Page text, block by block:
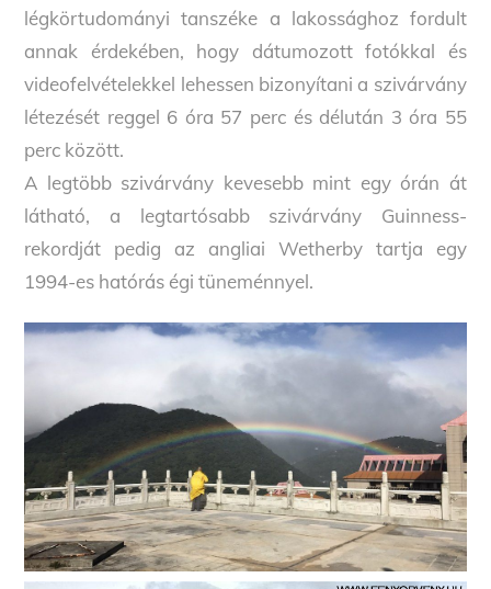
légkörtudományi tanszéke a lakossághoz fordult
annak érdekében, hogy dátumozott fotókkal és
videofelvételekkel lehessen bizonyítani a szivárvány
létezését reggel 6 óra 57 perc és délután 3 óra 55
perc között.
A legtöbb szivárvány kevesebb mint egy órán át
látható, a legtartósabb szivárvány Guinness-
rekordját pedig az angliai Wetherby tartja egy
1994-es hatórás égi tüneménnyel.